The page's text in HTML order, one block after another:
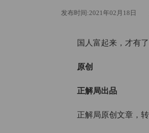
发布时间:2021年02月18日
国人富起来，才有了
原创
正解局出品
正解局原创文章，